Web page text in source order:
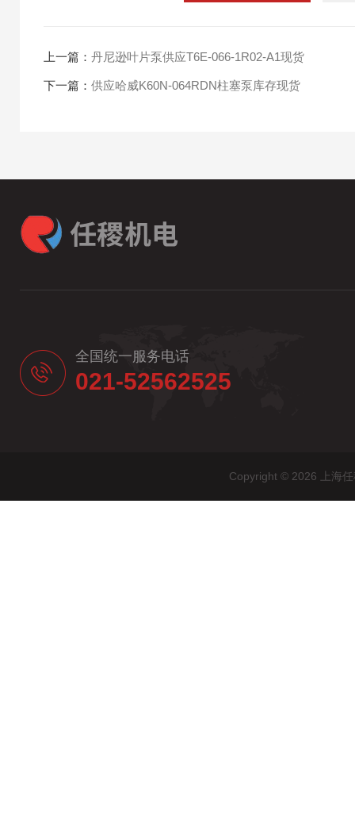
上一篇： 丹尼逊叶片泵供应T6E-066-1R02-A1现货
下一篇： 供应哈威K60N-064RDN柱塞泵库存现货
全国统一服务电话
021-52562525
Copyright © 2026 上海